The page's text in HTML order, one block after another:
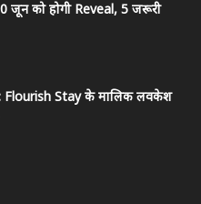
जून को होगी Reveal, 5 जरूरी
Flourish Stay के मालिक लवकेश